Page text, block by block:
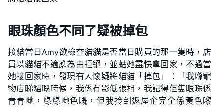
眼珠顏色不同了疑被掉包
接貓當日Amy欲檢查貓貓是否當日購買的那一隻時，店
員以貓貓不適應為由拒絕，並蛄她盡快拿回家，不過當
她接回家時，發現有人懷疑將貓貓「掉包」：「我喺寵
物店睇貓嘅時候，我係有影低張相，我記得佢隻眼珠係
青青哋，綠綠哋色嘅，但我拎到返屋企完全係黃色嚟